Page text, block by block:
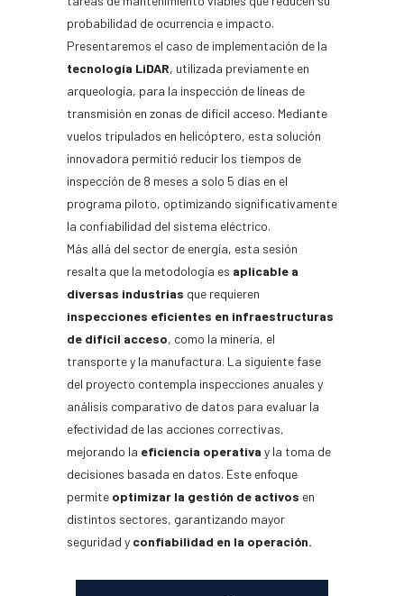
probabilidad de ocurrencia e impacto.
Presentaremos el caso de implementación de la
tecnología LiDAR, utilizada previamente en
arqueología, para la inspección de líneas de
transmisión en zonas de difícil acceso. Mediante
vuelos tripulados en helicóptero, esta solución
innovadora permitió reducir los tiempos de
inspección de 8 meses a solo 5 días en el
programa piloto, optimizando significativamente
la confiabilidad del sistema eléctrico.
Más allá del sector de energía, esta sesión
resalta que la metodología es aplicable a
diversas industrias que requieren
inspecciones eficientes en infraestructuras
de difícil acceso, como la minería, el
transporte y la manufactura. La siguiente fase
del proyecto contempla inspecciones anuales y
análisis comparativo de datos para evaluar la
efectividad de las acciones correctivas,
mejorando la eficiencia operativa y la toma de
decisiones basada en datos. Este enfoque
permite optimizar la gestión de activos en
distintos sectores, garantizando mayor
seguridad y confiabilidad en la operación.